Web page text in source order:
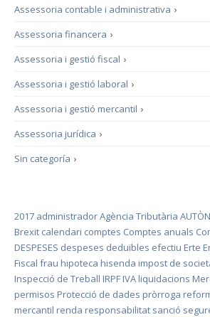
›
Assessoria contable i administrativa
›
Assessoria financera
›
Assessoria i gestió fiscal
›
Assessoria i gestió laboral
›
Assessoria i gestió mercantil
›
Assessoria jurídica
›
Sin categoría
2017 administradorAgència Tributària
Brexit calendari comptes Comptes anuals
DESPESES despeses deduïbles efectiu Erte
Fiscal frau hipoteca hisenda impost de
Inspecció de Treball IRPF IVA liquidacions
permisos Protecció de dades pròrroga
mercantil renda responsabilitat sanció